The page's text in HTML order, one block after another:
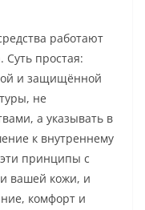
работают
Суть простая:
и защищённой
не
а указывать в
к внутреннему
принципы с
вашей кожи, и
комфорт и